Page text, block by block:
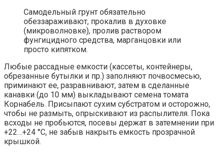
Самодельный грунт обязательно
обеззараживают, прокалив в духовке
(микроволновке), пролив раствором
фунгицидного средства, марганцовки или
просто кипятком.
Любые рассадные емкости (кассеты, контейнеры,
обрезанные бутылки и пр.) заполняют почвосмесью,
приминают ее, разравнивают, затем в сделанные
канавки (до 10 мм) выкладывают семена томата
Корнабель. Присыпают сухим субстратом и осторожно,
чтобы не размыть, опрыскивают из распылителя. Пока
всходы не пробьются, посевы держат в затемнении при
+22…+24 °C, не забыв накрыть емкость прозрачной
крышкой.